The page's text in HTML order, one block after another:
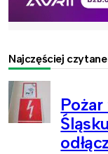
Najczęściej czytane